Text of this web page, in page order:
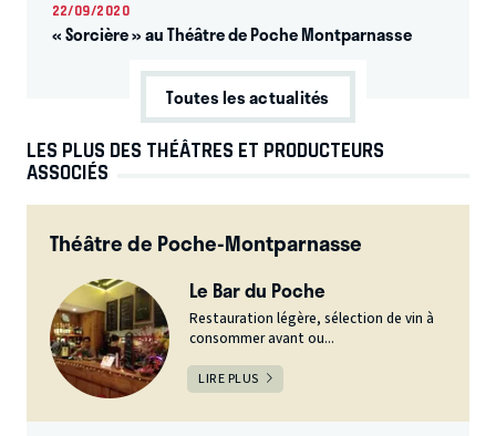
22/09/2020
« Sorcière » au Théâtre de Poche Montparnasse
Toutes les actualités
LES PLUS DES THÉÂTRES ET PRODUCTEURS
ASSOCIÉS
Théâtre de Poche-Montparnasse
Le Bar du Poche
Restauration légère, sélection de vin à
consommer avant ou...
LIRE PLUS